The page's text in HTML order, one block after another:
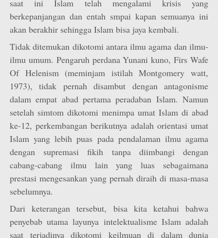
saat ini Islam telah mengalami krisis yang
berkepanjangan dan entah smpai kapan semuanya ini
akan berakhir sehingga Islam bisa jaya kembali.
Tidak ditemukan dikotomi antara ilmu agama dan ilmu-
ilmu umum. Pengaruh perdana Yunani kuno, Firs Wafe
Of Helenism (meminjam istilah Montgomery watt,
1973), tidak pernah disambut dengan antagonisme
dalam empat abad pertama peradaban Islam. Namun
setelah simtom dikotomi menimpa umat Islam di abad
ke-12, perkembangan berikutnya adalah orientasi umat
Islam yang lebih puas pada pendalaman ilmu agama
dengan supremasi fikih tanpa diimbangi dengan
cabang-cabang ilmu lain yang luas sebagaimana
prestasi mengesankan yang pernah diraih di masa-masa
sebelumnya.
Dari keterangan tersebut, bisa kita ketahui bahwa
penyebab utama layunya intelektualisme Islam adalah
saat terjadinya dikotomi keilmuan di dalam dunia